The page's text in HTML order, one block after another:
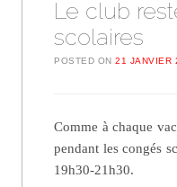
Le club
scolaires
POSTED ON21 JANVIER
Comme à chaque
pendant les congés
19h30-21h30.